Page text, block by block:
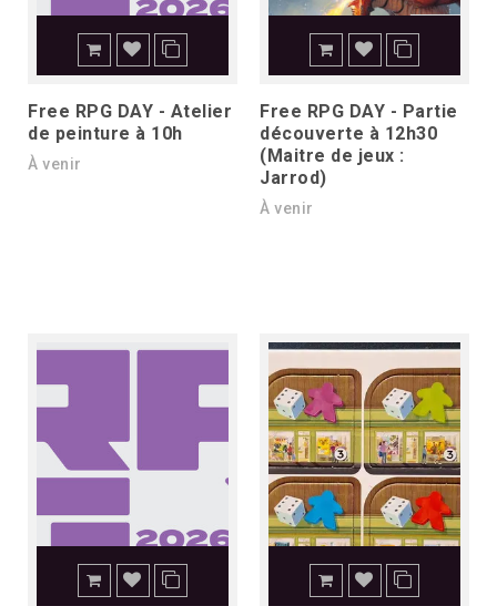
Free RPG DAY - Atelier
de peinture à 10h
À venir
Free RPG DAY - Partie
découverte à 12h30
(Maitre de jeux :
Jarrod)
À venir